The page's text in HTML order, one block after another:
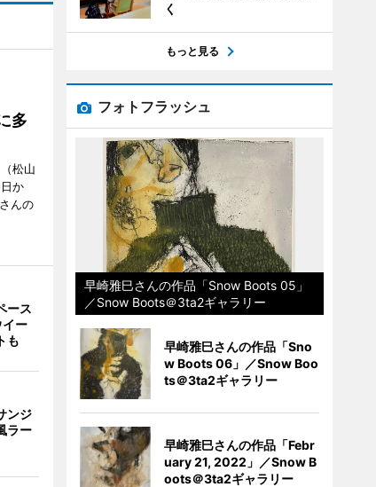
多
松山
か
んの
ース
ー
も
ンジ
ラー
く
もっと見る
フォトフラッシュ
早崎雅巳さんの作品「Snow Boots 05」
／Snow Boots＠3ta2ギャラリー
早崎雅巳さんの作品「Sno
w Boots 06」／Snow Boo
ts＠3ta2ギャラリー
早崎雅巳さんの作品「Febr
uary 21, 2022」／Snow B
oots＠3ta2ギャラリー